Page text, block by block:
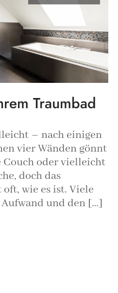
Traumbad
– nach einigen
vier Wänden gönnt
Couch oder vielleicht
doch das
wie es ist. Viele
und den […]